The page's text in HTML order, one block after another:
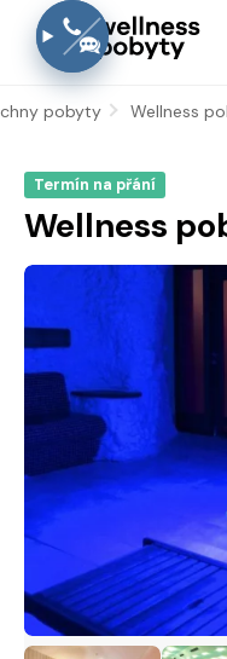
pobyty Wellness
Termín na přání
Wellness